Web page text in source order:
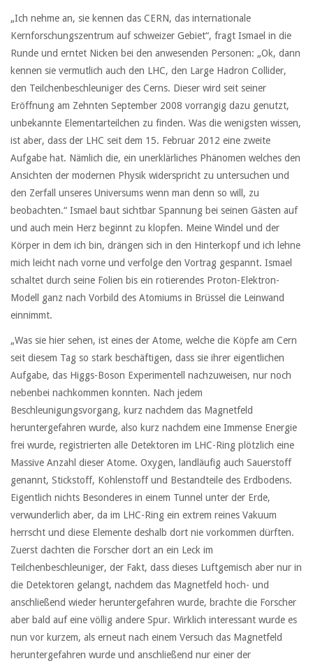
„Ich nehme an, sie kennen das CERN, das internationale
Kernforschungszentrum auf schweizer Gebiet“, fragt Ismael in die
Runde und erntet Nicken bei den anwesenden Personen: „Ok, dann
kennen sie vermutlich auch den LHC, den Large Hadron Collider,
den Teilchenbeschleuniger des Cerns. Dieser wird seit seiner
Eröffnung am Zehnten September 2008 vorrangig dazu genutzt,
unbekannte Elementarteilchen zu finden. Was die wenigsten wissen,
ist aber, dass der LHC seit dem 15. Februar 2012 eine zweite
Aufgabe hat. Nämlich die, ein unerklärliches Phänomen welches den
Ansichten der modernen Physik widerspricht zu untersuchen und
den Zerfall unseres Universums wenn man denn so will, zu
beobachten.“ Ismael baut sichtbar Spannung bei seinen Gästen auf
und auch mein Herz beginnt zu klopfen. Meine Windel und der
Körper in dem ich bin, drängen sich in den Hinterkopf und ich lehne
mich leicht nach vorne und verfolge den Vortrag gespannt. Ismael
schaltet durch seine Folien bis ein rotierendes Proton-Elektron-
Modell ganz nach Vorbild des Atomiums in Brüssel die Leinwand
einnimmt.
„Was sie hier sehen, ist eines der Atome, welche die Köpfe am Cern
seit diesem Tag so stark beschäftigen, dass sie ihrer eigentlichen
Aufgabe, das Higgs-Boson Experimentell nachzuweisen, nur noch
nebenbei nachkommen konnten. Nach jedem
Beschleunigungsvorgang, kurz nachdem das Magnetfeld
heruntergefahren wurde, also kurz nachdem eine Immense Energie
frei wurde, registrierten alle Detektoren im LHC-Ring plötzlich eine
Massive Anzahl dieser Atome. Oxygen, landläufig auch Sauerstoff
genannt, Stickstoff, Kohlenstoff und Bestandteile des Erdbodens.
Eigentlich nichts Besonderes in einem Tunnel unter der Erde,
verwunderlich aber, da im LHC-Ring ein extrem reines Vakuum
herrscht und diese Elemente deshalb dort nie vorkommen dürften.
Zuerst dachten die Forscher dort an ein Leck im
Teilchenbeschleuniger, der Fakt, dass dieses Luftgemisch aber nur in
die Detektoren gelangt, nachdem das Magnetfeld hoch- und
anschließend wieder heruntergefahren wurde, brachte die Forscher
aber bald auf eine völlig andere Spur. Wirklich interessant wurde es
nun vor kurzem, als erneut nach einem Versuch das Magnetfeld
heruntergefahren wurde und anschließend nur einer der